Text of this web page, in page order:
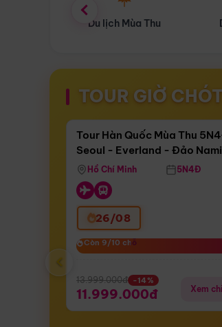
Du lịch Mùa Đông
TOUR GIỜ
Còn17 ngày 13:53:32
Bay Sun Phuquoc Airways
Điểm
Tour Hàn Quốc Mùa Thu
Seoul - Everland - Đảo
Tháp Namsan (Bay Sun
Airways)
Hồ Chí Minh 5N4Đ
26/08
Còn 9/10 chỗ
Còn 9/10 chỗ
13.999.000đ -14%
11.999.000đ Xem
‹